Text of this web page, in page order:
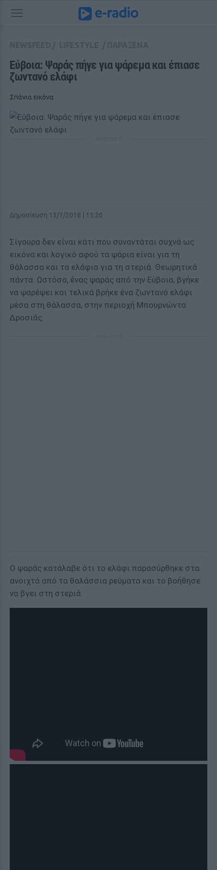
Εύβοια: Ψαράς πήγε για ψάρεμα και έπιασε
ζωντανό ελάφι
Σπάνια εικόνα
Δημοσίευση 13/7/2018 | 15:20
Σίγουρα δεν είναι κάτι που συναντάται συχνά ως
εικόνα και λογικό αφού τα ψάρια είναι για τη
θάλασσα και τα ελάφια για τη στεριά. Θεωρητικά
πάντα. Ωστόσο, ένας ψαράς από την Εύβοια, βγήκε
να ψαρέψει και τελικά βρήκε ένα ζωντανό ελάφι
μέσα στη θάλασσα, στην περιοχή Μπουρνώντα
Δροσιάς.
Ο ψαράς κατάλαβε ότι το ελάφι παρασύρθηκε στα
ανοιχτά από τα θαλάσσια ρεύματα και το βοήθησε
να βγει στη στεριά.